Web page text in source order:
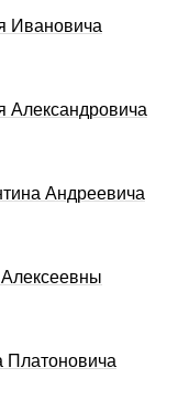
Ивановича
Александровича
Андpеевича
Платоновича